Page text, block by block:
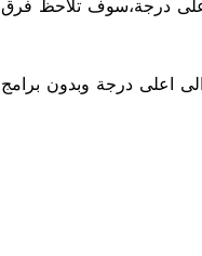
اعلى درجة،سوف تلاحظ فرق
اعلى درجة وبدون برامج